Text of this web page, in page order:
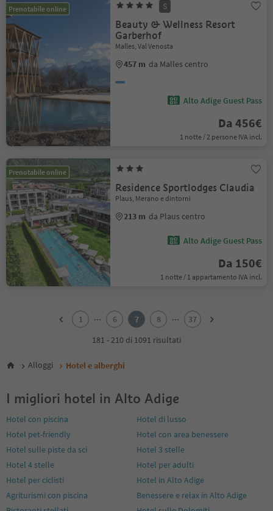
Prenotabile online S
Beauty & Wellness Resort
Garberhof
Malles, Val Venosta
457 m da Malles centro
Alto Adige Guest Pass
Da 456€
1 notte / 2 persone IVA incl.
Prenotabile online
Residence Sportlodges Claudia
Plaus, Merano e dintorni
213 m da Plaus centro
Alto Adige Guest Pass
Da 150€
1 notte / 1 appartamento IVA incl.
6
11
12
13
14
16
17
18
1 ... 6 7 8 ...
37
181 - 210 di 1091 risultati
Alloggi Hotel e alberghi
I migliori hotel in Alto Adige
Hotel con piscina
Hotel di lusso
Hotel pet-friendly
Hotel con area benessere
Hotel sulle piste da sci
Hotel 3 stelle
Hotel 4 stelle
Hotel per adulti
Hotel per ciclisti
Hotel in Alto Adige
Agriturismi con piscina
Benessere e relax in Alto Adige